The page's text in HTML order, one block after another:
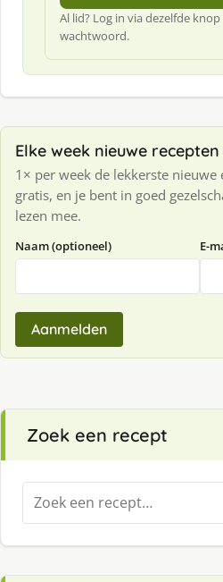
Al lid? Log in via dezelfde
wachtwoord.
Elke week nieuwe
1× per week de lekkerste
gratis, en je bent in goed
lezen mee.
Naam (optioneel) E-
Aanmelden
Zoek een recept
Zoeken
naar: